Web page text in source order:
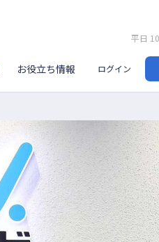
お役立ち情報
平日
ログイン